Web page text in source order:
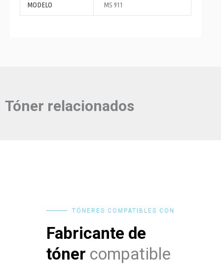
MODELO MS 911
Tóner relacionados
TÓNERES COMPATIBLES CON
Fabricante de
tóner compatible